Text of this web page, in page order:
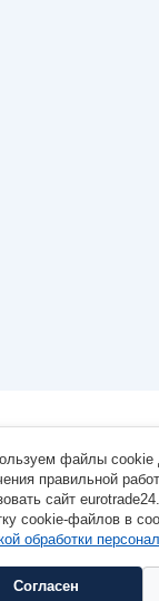
файлы cookie
правильной
сайт
cookie-файлов в
обработки
Согласен
EuroTrade24